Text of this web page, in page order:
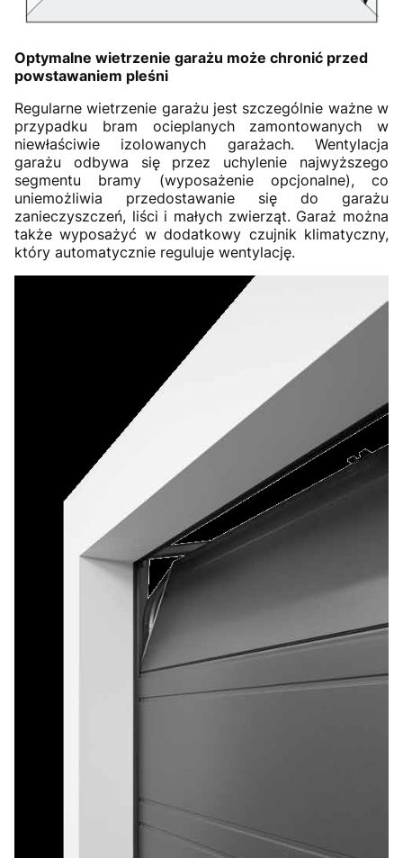
Optymalne wietrzenie garażu może chronić przed
powstawaniem pleśni
Regularne wietrzenie garażu jest szczególnie ważne w
przypadku bram ocieplanych zamontowanych w
niewłaściwie izolowanych garażach. Wentylacja
garażu odbywa się przez uchylenie najwyższego
segmentu bramy (wyposażenie opcjonalne), co
uniemożliwia przedostawanie się do garażu
zanieczyszczeń, liści i małych zwierząt. Garaż można
także wyposażyć w dodatkowy czujnik klimatyczny,
który automatycznie reguluje wentylację.